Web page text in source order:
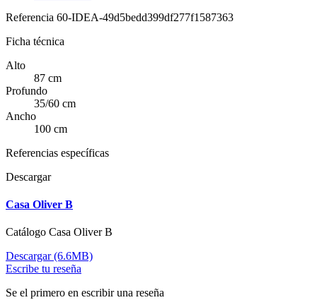
Referencia 60-IDEA-49d5bedd399df277f1587363
Ficha técnica
Alto
87 cm
Profundo
35/60 cm
Ancho
100 cm
Referencias específicas
Descargar
Casa Oliver B
Catálogo Casa Oliver B
Descargar (6.6MB)
Escribe tu reseña
Se el primero en escribir una reseña